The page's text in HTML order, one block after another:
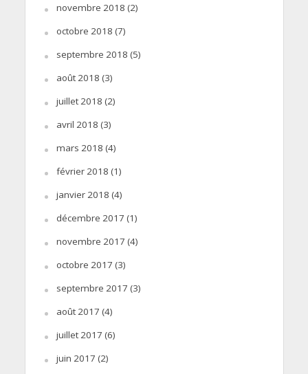
novembre 2018 (2)
octobre 2018 (7)
septembre 2018 (5)
août 2018 (3)
juillet 2018 (2)
avril 2018 (3)
mars 2018 (4)
février 2018 (1)
janvier 2018 (4)
décembre 2017 (1)
novembre 2017 (4)
octobre 2017 (3)
septembre 2017 (3)
août 2017 (4)
juillet 2017 (6)
juin 2017 (2)